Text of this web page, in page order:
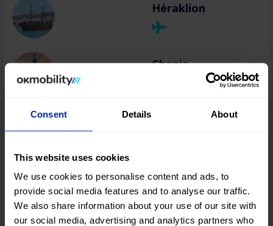
Consent Details About
This website uses cookies
We use cookies to personalise content and ads, to
provide social media features and to analyse our traffic.
We also share information about your use of our site with
our social media, advertising and analytics partners who
Héraklion
Chania
Zakynthos